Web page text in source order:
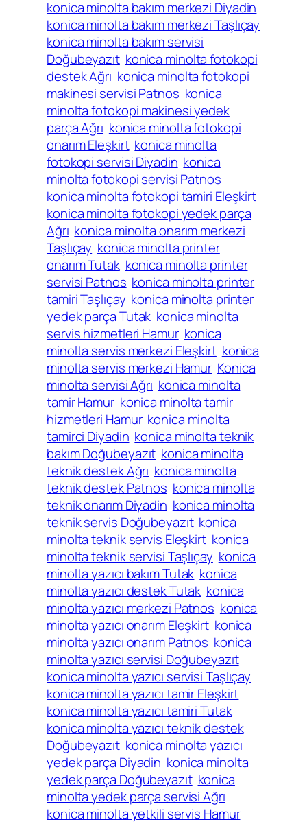
konica minolta bakım merkezi Diyadin
konica minolta bakım merkezi Taşlıçay
konica minolta bakım servisi
Doğubeyazıt konica minolta fotokopi
destek Ağrı konica minolta fotokopi
makinesi servisi Patnos konica
minolta fotokopi makinesi yedek
parça Ağrı konica minolta fotokopi
onarım Eleşkirt konica minolta
fotokopi servisi Diyadin konica
minolta fotokopi servisi Patnos
konica minolta fotokopi tamiri Eleşkirt
konica minolta fotokopi yedek parça
Ağrı konica minolta onarım merkezi
Taşlıçay konica minolta printer
onarım Tutak konica minolta printer
servisi Patnos konica minolta printer
tamiri Taşlıçay konica minolta printer
yedek parça Tutak konica minolta
servis hizmetleri Hamur konica
minolta servis merkezi Eleşkirt konica
minolta servis merkezi Hamur Konica
minolta servisi Ağrı konica minolta
tamir Hamur konica minolta tamir
hizmetleri Hamur konica minolta
tamirci Diyadin konica minolta teknik
bakım Doğubeyazıt konica minolta
teknik destek Ağrı konica minolta
teknik destek Patnos konica minolta
teknik onarım Diyadin konica minolta
teknik servis Doğubeyazıt konica
minolta teknik servis Eleşkirt konica
minolta teknik servisi Taşlıçay konica
minolta yazıcı bakım Tutak konica
minolta yazıcı destek Tutak konica
minolta yazıcı merkezi Patnos konica
minolta yazıcı onarım Eleşkirt konica
minolta yazıcı onarım Patnos konica
minolta yazıcı servisi Doğubeyazıt
konica minolta yazıcı servisi Taşlıçay
konica minolta yazıcı tamir Eleşkirt
konica minolta yazıcı tamiri Tutak
konica minolta yazıcı teknik destek
Doğubeyazıt konica minolta yazıcı
yedek parça Diyadin konica minolta
yedek parça Doğubeyazıt konica
minolta yedek parça servisi Ağrı
konica minolta yetkili servis Hamur